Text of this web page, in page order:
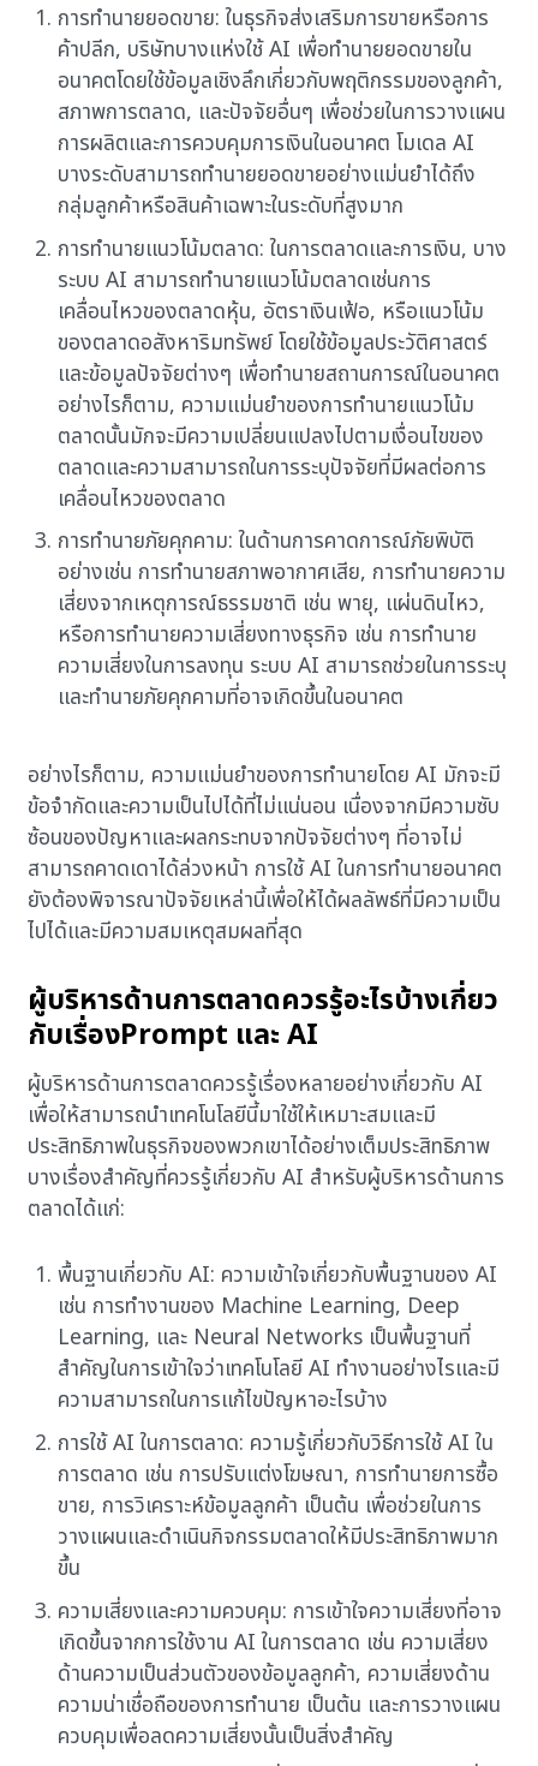
การทำนายยอดขาย: ในธุรกิจส่งเสริมการขายหรือการ
ค้าปลีก, บริษัทบางแห่งใช้ AI เพื่อทำนายยอดขายใน
อนาคตโดยใช้ข้อมูลเชิงลึกเกี่ยวกับพฤติกรรมของลูกค้า,
สภาพการตลาด, และปัจจัยอื่นๆ เพื่อช่วยในการวางแผน
การผลิตและการควบคุมการเงินในอนาคต โมเดล AI
บางระดับสามารถทำนายยอดขายอย่างแม่นยำได้ถึง
กลุ่มลูกค้าหรือสินค้าเฉพาะในระดับที่สูงมาก
การทำนายแนวโน้มตลาด: ในการตลาดและการเงิน, บาง
ระบบ AI สามารถทำนายแนวโน้มตลาดเช่นการ
เคลื่อนไหวของตลาดหุ้น, อัตราเงินเฟ้อ, หรือแนวโน้ม
ของตลาดอสังหาริมทรัพย์ โดยใช้ข้อมูลประวัติศาสตร์
และข้อมูลปัจจัยต่างๆ เพื่อทำนายสถานการณ์ในอนาคต
อย่างไรก็ตาม, ความแม่นยำของการทำนายแนวโน้ม
ตลาดนั้นมักจะมีความเปลี่ยนแปลงไปตามเงื่อนไขของ
ตลาดและความสามารถในการระบุปัจจัยที่มีผลต่อการ
เคลื่อนไหวของตลาด
การทำนายภัยคุกคาม: ในด้านการคาดการณ์ภัยพิบัติ
อย่างเช่น การทำนายสภาพอากาศเสีย, การทำนายความ
เสี่ยงจากเหตุการณ์ธรรมชาติ เช่น พายุ, แผ่นดินไหว,
หรือการทำนายความเสี่ยงทางธุรกิจ เช่น การทำนาย
ความเสี่ยงในการลงทุน ระบบ AI สามารถช่วยในการระบุ
และทำนายภัยคุกคามที่อาจเกิดขึ้นในอนาคต
อย่างไรก็ตาม, ความแม่นยำของการทำนายโดย AI มักจะมี
ข้อจำกัดและความเป็นไปได้ที่ไม่แน่นอน เนื่องจากมีความซับ
ซ้อนของปัญหาและผลกระทบจากปัจจัยต่างๆ ที่อาจไม่
สามารถคาดเดาได้ล่วงหน้า การใช้ AI ในการทำนายอนาคต
ยังต้องพิจารณาปัจจัยเหล่านี้เพื่อให้ได้ผลลัพธ์ที่มีความเป็น
ไปได้และมีความสมเหตุสมผลที่สุด
ผู้บริหารด้านการตลาดควรรู้อะไรบ้างเกี่ยว
กับเรื่องPrompt และ AI
ผู้บริหารด้านการตลาดควรรู้เรื่องหลายอย่างเกี่ยวกับ AI
เพื่อให้สามารถนำเทคโนโลยีนี้มาใช้ให้เหมาะสมและมี
ประสิทธิภาพในธุรกิจของพวกเขาได้อย่างเต็มประสิทธิภาพ
บางเรื่องสำคัญที่ควรรู้เกี่ยวกับ AI สำหรับผู้บริหารด้านการ
ตลาดได้แก่:
พื้นฐานเกี่ยวกับ AI: ความเข้าใจเกี่ยวกับพื้นฐานของ AI
เช่น การทำงานของ Machine Learning, Deep
Learning, และ Neural Networks เป็นพื้นฐานที่
สำคัญในการเข้าใจว่าเทคโนโลยี AI ทำงานอย่างไรและมี
ความสามารถในการแก้ไขปัญหาอะไรบ้าง
การใช้ AI ในการตลาด: ความรู้เกี่ยวกับวิธีการใช้ AI ใน
การตลาด เช่น การปรับแต่งโฆษณา, การทำนายการซื้อ
ขาย, การวิเคราะห์ข้อมูลลูกค้า เป็นต้น เพื่อช่วยในการ
วางแผนและดำเนินกิจกรรมตลาดให้มีประสิทธิภาพมาก
ขึ้น
ความเสี่ยงและความควบคุม: การเข้าใจความเสี่ยงที่อาจ
เกิดขึ้นจากการใช้งาน AI ในการตลาด เช่น ความเสี่ยง
ด้านความเป็นส่วนตัวของข้อมูลลูกค้า, ความเสี่ยงด้าน
ความน่าเชื่อถือของการทำนาย เป็นต้น และการวางแผน
ควบคุมเพื่อลดความเสี่ยงนั้นเป็นสิ่งสำคัญ